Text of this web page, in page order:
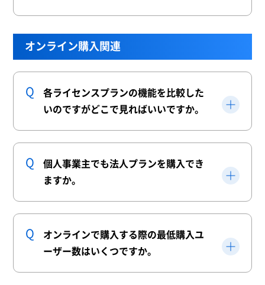
オンライン購入関連
各ライセンスプランの機能を比較した
いのですがどこで見ればいいですか。
個人事業主でも法人プランを購入でき
ますか。
オンラインで購入する際の最低購入ユ
ーザー数はいくつですか。